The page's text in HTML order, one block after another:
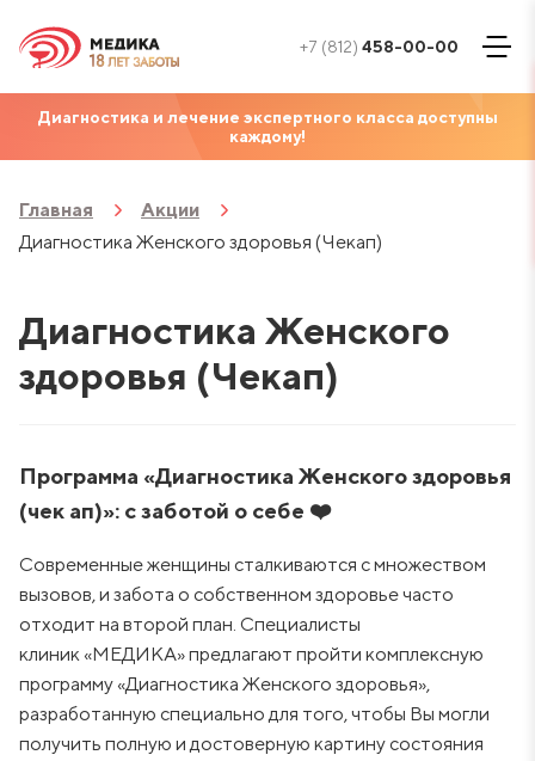
+7 (812) 458-00-00
Диагностика и лечение экспертного класса доступны
каждому!
Главная
Акции
Диагностика Женского здоровья (Чекап)
Диагностика Женского
здоровья (Чекап)
Программа «‎‎Диагностика Женского здоровья
(чек ап)»‎: с заботой о себе ❤️
Современные женщины сталкиваются с множеством
вызовов, и забота о собственном здоровье часто
отходит на второй план. Специалисты
клиник «МЕДИКА» предлагают пройти комплексную
программу «Диагностика Женского здоровья»,
разработанную специально для того, чтобы Вы могли
получить полную и достоверную картину состояния